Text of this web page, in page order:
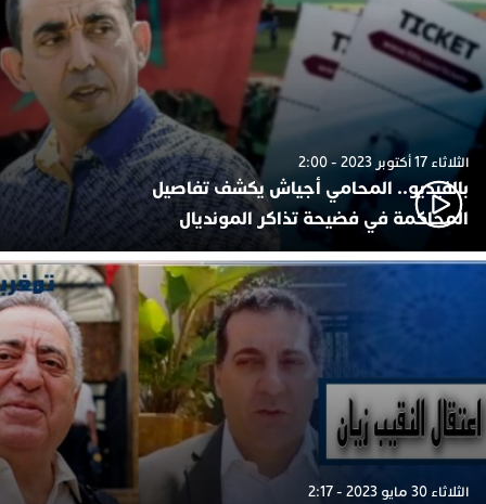
الثلاثاء 17 أكتوبر 2023 - 2:00
بالفيديو.. المحامي أجياش يكشف تفاصيل
المحاكمة في فضيحة تذاكر المونديال
الثلاثاء 30 مايو 2023 - 2:17